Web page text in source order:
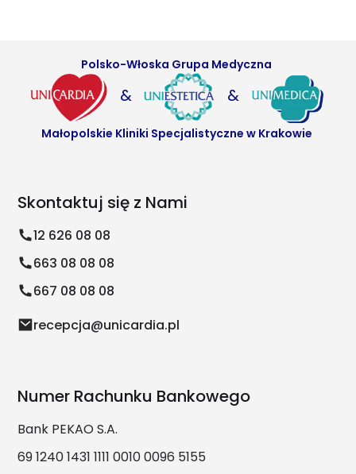
Polsko-Włoska Grupa Medyczna
& &
Małopolskie Kliniki Specjalistyczne w Krakowie
Skontaktuj się z Nami
12 626 08 08
663 08 08 08
667 08 08 08
recepcja@unicardia.pl
Numer Rachunku Bankowego
Bank PEKAO S.A.
69 1240 1431 1111 0010 0096 5155